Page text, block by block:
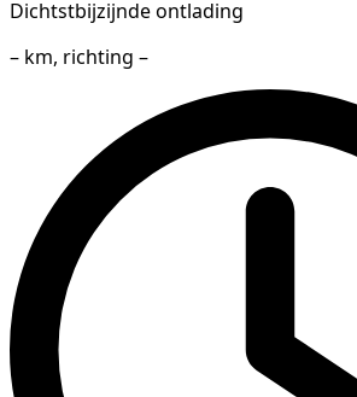
Dichtstbijzijnde ontlading
– km, richting –